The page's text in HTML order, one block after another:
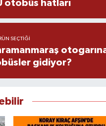
otobüs hatları
SEÇTIĞI
gidiyor?